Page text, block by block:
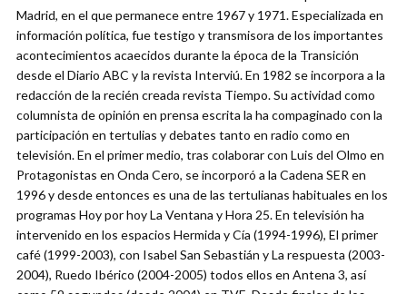
Madrid, en el que permanece entre 1967 y 1971. Especializada en
información política, fue testigo y transmisora de los importantes
acontecimientos acaecidos durante la época de la Transición
desde el Diario ABC y la revista Interviú. En 1982 se incorpora a la
redacción de la recién creada revista Tiempo. Su actividad como
columnista de opinión en prensa escrita la ha compaginado con la
participación en tertulias y debates tanto en radio como en
televisión. En el primer medio, tras colaborar con Luis del Olmo en
Protagonistas en Onda Cero, se incorporó a la Cadena SER en
1996 y desde entonces es una de las tertulianas habituales en los
programas Hoy por hoy La Ventana y Hora 25. En televisión ha
intervenido en los espacios Hermida y Cía (1994-1996), El primer
café (1999-2003), con Isabel San Sebastián y La respuesta (2003-
2004), Ruedo Ibérico (2004-2005) todos ellos en Antena 3, así